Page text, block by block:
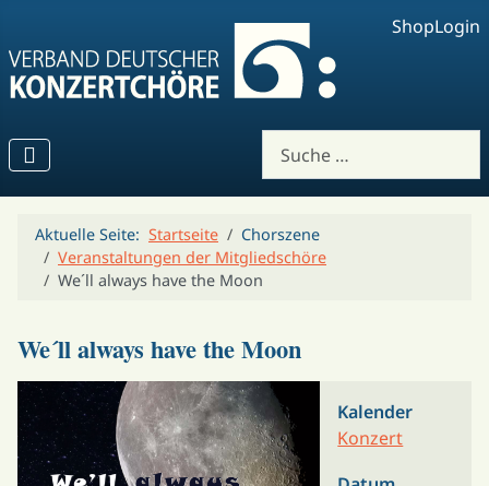
ShopLogin
Aktuelle Seite: Startseite
Chorszene
Veranstaltungen der Mitgliedschöre
We´ll always have the Moon
We´ll always have the Moon
Kalender
Konzert